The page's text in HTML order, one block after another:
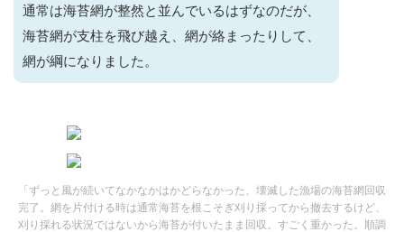
通常は海苔網が整然と並んでいるはずなのだが、
海苔網が支柱を飛び越え、網が絡まったりして、
網が綱になりました。
「ずっと風が続いてなかなかはかどらなかった、壊滅した漁場の海苔網回収
完了。網を片付ける時は通常海苔を根こそぎ刈り採ってから撤去するけど、
刈り採れる状況ではないから海苔が付いたまま回収。すごく重かった。順調